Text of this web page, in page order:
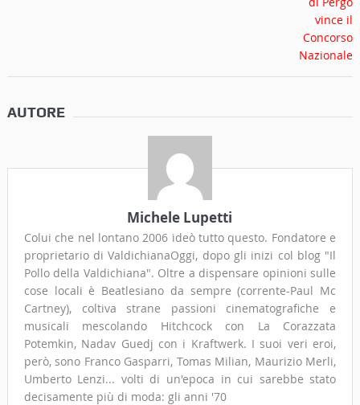
AUTORE
Michele Lupetti
Colui che nel lontano 2006 ideò tutto questo. Fondatore e
proprietario di ValdichianaOggi, dopo gli inizi col blog "Il
Pollo della Valdichiana". Oltre a dispensare opinioni sulle
cose locali è Beatlesiano da sempre (corrente-Paul Mc
Cartney), coltiva strane passioni cinematografiche e
musicali mescolando Hitchcock con La Corazzata
Potemkin, Nadav Guedj con i Kraftwerk. I suoi veri eroi,
però, sono Franco Gasparri, Tomas Milian, Maurizio Merli,
Umberto Lenzi... volti di un'epoca in cui sarebbe stato
decisamente più di moda: gli anni '70